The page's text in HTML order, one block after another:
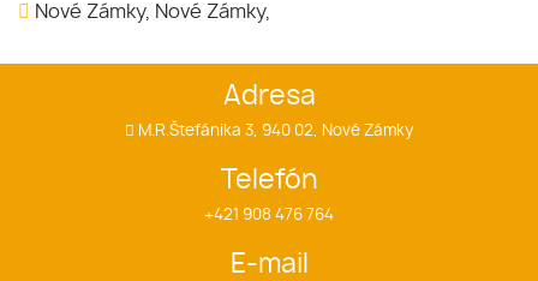
Nové Zámky, Nové Zámky,
Adresa
M.R.Štefánika 3, 940 02, Nové Zámky
Telefón
+421 908 476 764
E-mail